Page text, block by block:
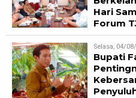
Hari
Forum
Selasa, 04/
Bupati